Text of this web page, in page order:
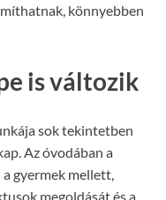
könnyebben
is változik
sok tekintetben
Az óvodában a
gyermek mellett,
megoldását és a